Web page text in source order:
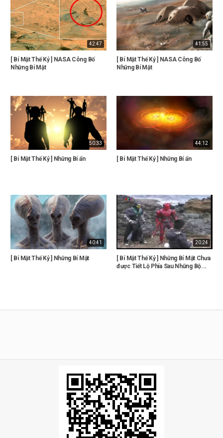
42:47
[ Bí Mật Thế Kỷ ] NASA Công Bố
Những Bí Mật
41:55
[ Bí Mật Thế Kỷ ] NASA Công Bố
Những Bí Mật
50:33
[ Bí Mật Thế Kỷ ] Những Bí ẩn
44:12
[ Bí Mật Thế Kỷ ] Những Bí ẩn
40:41
[ Bí Mật Thế Kỷ ] Những Bí Mật
20:24
[ Bí Mật Thế Kỷ ] Những Bí Mật Chưa
được Tiết Lộ Phía Sau Những Bộ...